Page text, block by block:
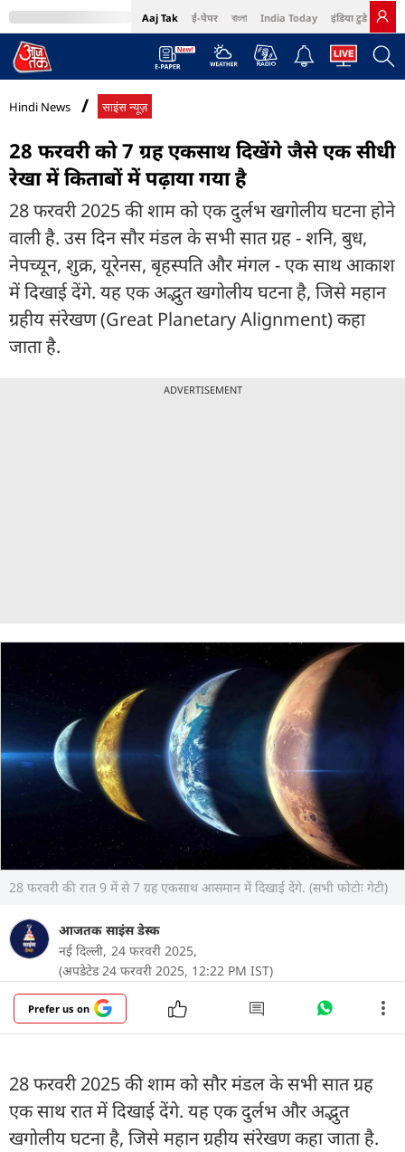
Aaj Tak ई-पेपर বাংলা India Today इंडिया टुडे हिंदी
MumbaiTak Cosmopolitan Harper's Bazaar Northeast
Hindi News साइंस न्यूज़
28 फरवरी को 7 ग्रह एकसाथ दिखेंगे जैसे एक सीधी
रेखा में किताबों में पढ़ाया गया है
28 फरवरी 2025 की शाम को एक दुर्लभ खगोलीय घटना होने
वाली है. उस दिन सौर मंडल के सभी सात ग्रह - शनि, बुध,
नेपच्यून, शुक्र, यूरेनस, बृहस्पति और मंगल - एक साथ आकाश
में दिखाई देंगे. यह एक अद्भुत खगोलीय घटना है, जिसे महान
ग्रहीय संरेखण (Great Planetary Alignment) कहा
जाता है.
ADVERTISEMENT
28 फरवरी की रात 9 में से 7 ग्रह एकसाथ आसमान में दिखाई देंगे. (सभी फोटोः गेटी)
आजतक साइंस डेस्क
नई दिल्ली, 24 फरवरी 2025,
(अपडेटेड 24 फरवरी 2025, 12:22 PM IST)
Prefer us on
28 फरवरी 2025 की शाम को सौर मंडल के सभी सात ग्रह
एक साथ रात में दिखाई देंगे. यह एक दुर्लभ और अद्भुत
खगोलीय घटना है, जिसे महान ग्रहीय संरेखण कहा जाता है.